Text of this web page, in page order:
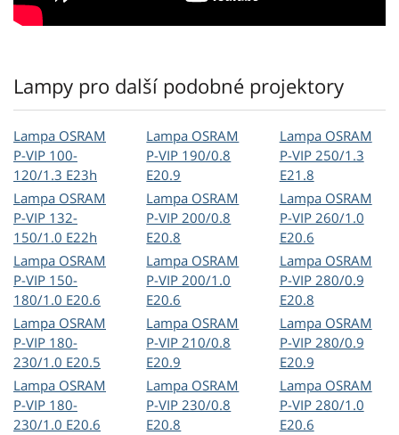
Lampy pro další podobné projektory
Lampa OSRAM
P-VIP 100-
120/1.3 E23h
Lampa OSRAM
P-VIP 132-
150/1.0 E22h
Lampa OSRAM
P-VIP 150-
180/1.0 E20.6
Lampa OSRAM
P-VIP 180-
230/1.0 E20.5
Lampa OSRAM
P-VIP 180-
230/1.0 E20.6
Lampa OSRAM
P-VIP 190/0.8
E20.9
Lampa OSRAM
P-VIP 200/0.8
E20.8
Lampa OSRAM
P-VIP 200/1.0
E20.6
Lampa OSRAM
P-VIP 210/0.8
E20.9
Lampa OSRAM
P-VIP 230/0.8
E20.8
Lampa OSRAM
P-VIP 250/1.3
E21.8
Lampa OSRAM
P-VIP 260/1.0
E20.6
Lampa OSRAM
P-VIP 280/0.9
E20.8
Lampa OSRAM
P-VIP 280/0.9
E20.9
Lampa OSRAM
P-VIP 280/1.0
E20.6